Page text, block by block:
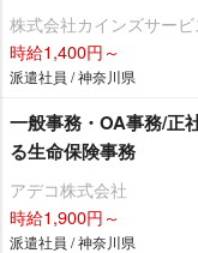
株式会社カインズサービ
時給1,400円～
派遣社員 / 神奈川県
一般事務・OA事務/正
る生命保険事務
アデコ株式会社
時給1,900円～
派遣社員 / 神奈川県